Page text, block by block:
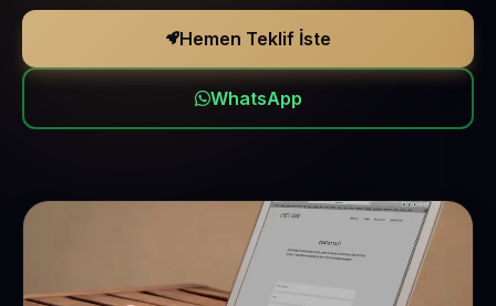
Hemen Teklif İste
WhatsApp